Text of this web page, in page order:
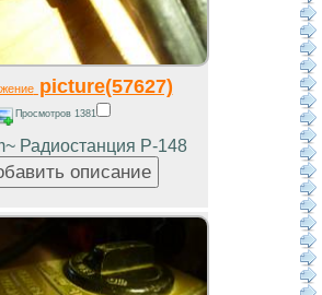
picture(57627)
Просмотров 1381
Радиостанция Р-148